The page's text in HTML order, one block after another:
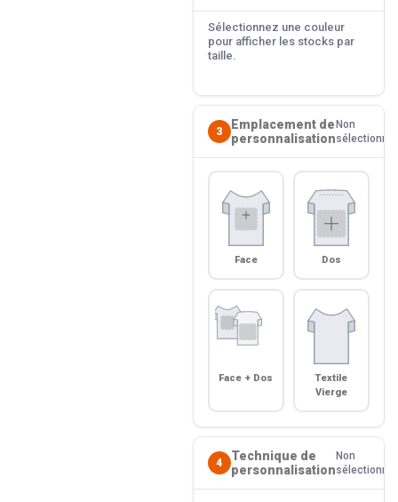
Sélectionnez une couleur
pour afficher les stocks par
taille.
3
Emplacement de
personnalisation
Non
sélectionné
Face Dos
Face + Dos
Textile
Vierge
4
Technique de
personnalisation
Non
sélectionné